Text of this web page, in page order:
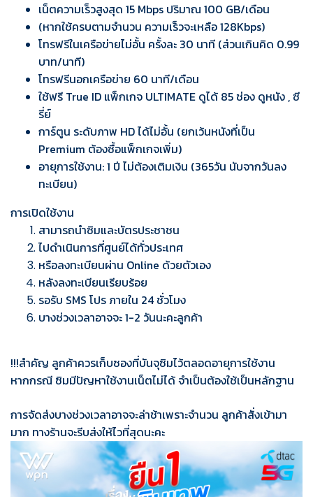
เน็ตความเร็วสูงสุด 15 Mbps ปริมาณ 100 GB/เดือน
(หากใช้ครบตามจำนวน ความเร็วจะเหลือ 128Kbps)
โทรฟรีในเครือข่ายไม่อั้น ครั้งละ 30 นาที (ส่วนเกินคิด 0.99
บาท/นาที)
โทรฟรีนอกเครือข่าย 60 นาที/เดือน
ใช้ฟรี True ID แพ็กเกจ ULTIMATE ดูได้ 85 ช่อง ดูหนัง , ซี
รี่ย์
การ์ตูน ระดับภาพ HD ได้ไม่อั้น (ยกเว้นหนังที่เป็น
Premium ต้องซื้อแพ็กเกจเพิ่ม)
อายุการใช้งาน: 1 ปี ไม่ต้องเติมเงิน (365วัน นับจากวันลง
ทะเบียน)
การเปิดใช้งาน
สามารถนำซิมและบัตรประชาชน
ไปดำเนินการที่ศูนย์ได้ทั่วประเทศ
หรือลงทะเบียนผ่าน Online ด้วยตัวเอง
หลังลงทะเบียนเรียบร้อย
รอรับ SMS โปร ภายใน 24 ชั่วโมง
บางช่วงเวลาอาจจะ 1-2 วันนะคะลูกค้า
!!!สำคัญ ลูกค้าควรเก็บซองที่บันจุซิมไว้ตลอดอายุการใช้งาน
หากกรณี ซิมมีปัญหาใช้งานเน็ตไม่ได้ จำเป็นต้องใช้เป็นหลักฐาน
การจัดส่งบางช่วงเวลาอาจจะล่าช้าเพราะจำนวน ลูกค้าสั่งเข้ามา
มาก ทางร้านจะรีบส่งให้ไวที่สุดนะคะ